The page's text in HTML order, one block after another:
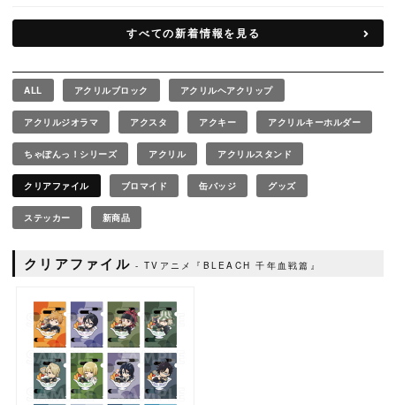
すべての新着情報を見る
ALL アクリルブロック アクリルヘアクリップ
アクリルジオラマ アクスタ アクキー アクリルキーホルダー
ちゃぽんっ！シリーズ アクリル アクリルスタンド
クリアファイル ブロマイド 缶バッジ グッズ
ステッカー 新商品
クリアファイル TVアニメ『BLEACH 千年血戦篇』